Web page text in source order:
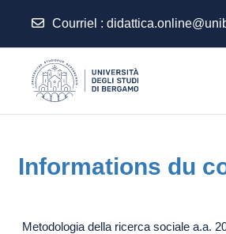
Courriel :
Informations du
Metodologia della ricerca sociale a.a.